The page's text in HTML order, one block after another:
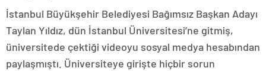
İstanbul Büyükşehir Belediyesi Bağımsız Başkan Adayı
Taylan Yıldız, dün İstanbul Üniversitesi’ne gitmiş,
üniversitede çektiği videoyu sosyal medya hesabından
paylaşmıştı. Üniversiteye girişte hiçbir sorun